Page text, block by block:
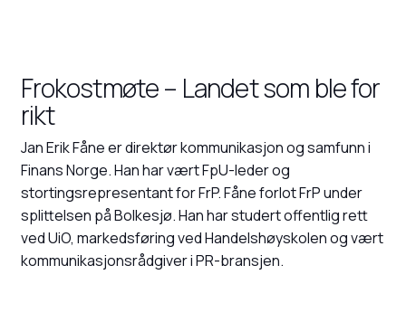
Frokostmøte – Landet som ble for
rikt
Jan Erik Fåne er direktør kommunikasjon og samfunn i
Finans Norge. Han har vært FpU-leder og
stortingsrepresentant for FrP. Fåne forlot FrP under
splittelsen på Bolkesjø. Han har studert offentlig rett
ved UiO, markedsføring ved Handelshøyskolen og vært
kommunikasjonsrådgiver i PR-bransjen.